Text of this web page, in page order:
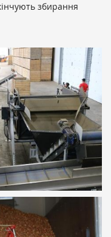
збирання